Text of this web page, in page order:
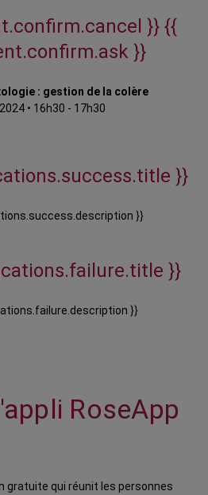
}} {{
}}
: gestion de la colère
• 16h30 - 17h30
}}
}}
}}
}}
RoseApp
gratuite qui réunit les personnes